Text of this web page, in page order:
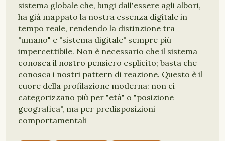
sistema globale che, lungi dall'essere agli albori,
ha già mappato la nostra essenza digitale in
tempo reale, rendendo la distinzione tra
"umano" e "sistema digitale" sempre più
impercettibile. Non è necessario che il sistema
conosca il nostro pensiero esplicito; basta che
conosca i nostri pattern di reazione. Questo è il
cuore della profilazione moderna: non ci
categorizzano più per "età" o "posizione
geografica", ma per predisposizioni
comportamentali